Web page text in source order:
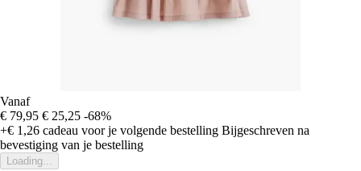
Vanaf
€ 79,95 € 25,25 -68%
+€ 1,26 cadeau voor je volgende bestelling Bijgeschreven na
bevestiging van je bestelling
Loading...